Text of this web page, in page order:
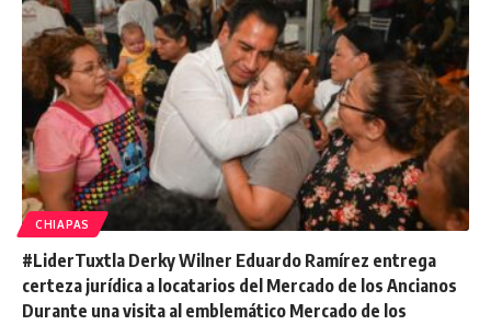
CHIAPAS
#LiderTuxtla Derky Wilner Eduardo Ramírez entrega
certeza jurídica a locatarios del Mercado de los Ancianos
Durante una visita al emblemático Mercado de los